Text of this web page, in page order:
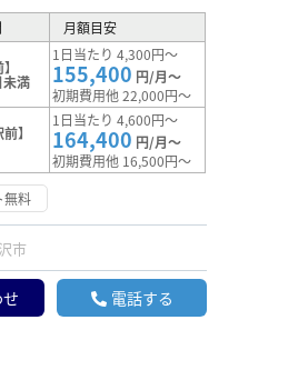
月額目安
満
1日当たり 4,300円～
155,400 円/月～
初期費用他 22,000円～
】
1日当たり 4,600円～
164,400 円/月～
初期費用他 16,500円～
無料
市
電話する